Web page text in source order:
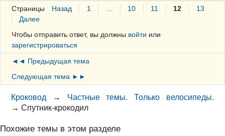
Страницы Назад 1 10 11 12
13
Далее
Чтобы отправить ответ, вы должны войти или
зарегистрироваться
◄◄ Предыдущая тема
Следующая тема ►►
Кроковод → Частные темы. Только велосипеды.
→Спутник-крокодил
Похожие темы в этом разделе